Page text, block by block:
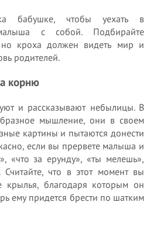
бабушке, чтобы уехать в
с собой. Подбирайте
кроха должен видеть мир и
родителей.
корню
и рассказывают небылицы. В
мышление, они в своем
картины и пытаются донести
если вы прервете малыша и
«что за ерунду», «ты мелешь»,
Считайте, что в этот момент вы
крылья, благодаря которым он
ему придется брести по шатким